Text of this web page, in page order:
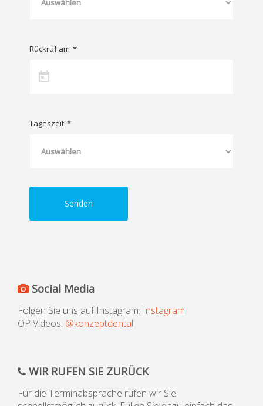
Rückruf am *
Tageszeit *
Senden
Social Media
Folgen Sie uns auf Instagram: Instagram
OP Videos: @konzeptdental
WIR RUFEN SIE ZURÜCK
Für die Terminabsprache rufen wir Sie